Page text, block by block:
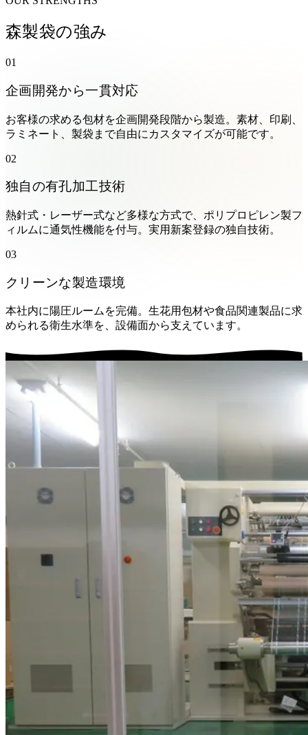
森製袋の強み
01
企画開発から一貫対応
お客様の求める包材を企画開発段階から製造。素材、印刷、
ラミネート、製袋まで自由にカスタマイズが可能です。
02
独自の有孔加工技術
熱針式・レーザー式など多様な方式で、ポリプロピレン製フ
ィルムに通気性機能を付与。実用新案登録の独自技術。
03
クリーンな製造環境
本社内に陽圧ルームを完備。生花用包材や食品関連製品に求
められる衛生水準を、設備面から支えています。